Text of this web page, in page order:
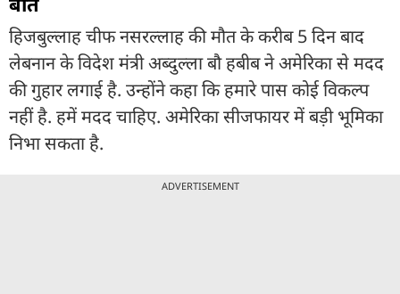
हिजबुल्लाह चीफ नसरल्लाह की मौत के करीब 5 दिन बाद
लेबनान के विदेश मंत्री अब्दुल्ला बौ हबीब ने अमेरिका से मदद
की गुहार लगाई है. उन्होंने कहा कि हमारे पास कोई विकल्प
नहीं है. हमें मदद चाहिए. अमेरिका सीजफायर में बड़ी भूमिका
निभा सकता है.
ADVERTISEMENT